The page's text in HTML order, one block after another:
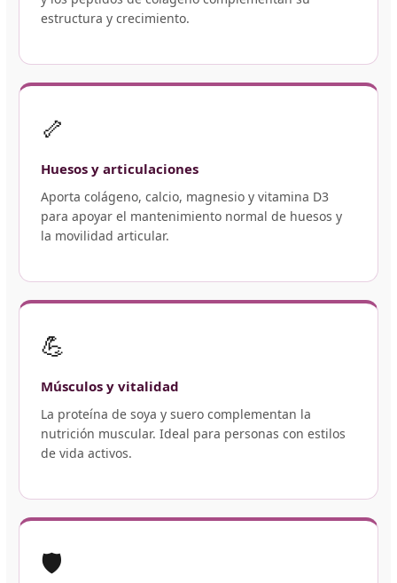
estructura y crecimiento.
🦴
Huesos y articulaciones
Aporta colágeno, calcio, magnesio y vitamina D3
para apoyar el mantenimiento normal de huesos y
la movilidad articular.
💪
Músculos y vitalidad
La proteína de soya y suero complementan la
nutrición muscular. Ideal para personas con estilos
de vida activos.
🛡️